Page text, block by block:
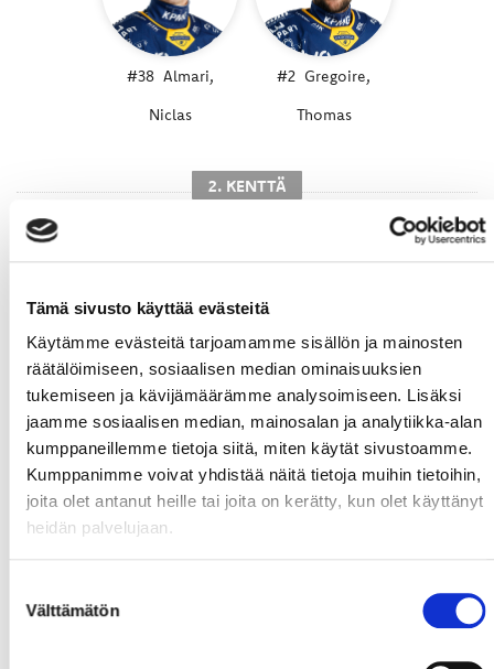
Tämä sivusto käyttää evästeitä
Käytämme evästeitä tarjoamamme sisällön ja mainosten
räätälöimiseen, sosiaalisen median ominaisuuksien
tukemiseen ja kävijämäärämme analysoimiseen. Lisäksi
jaamme sosiaalisen median, mainosalan ja analytiikka-alan
kumppaneillemme tietoja siitä, miten käytät sivustoamme.
Kumppanimme voivat yhdistää näitä tietoja muihin tietoihin,
joita olet antanut heille tai joita on kerätty, kun olet käyttänyt
heidän palvelujaan.
valinta
Välttämätön
#38 Almari,
Niclas
#2 Gregoire,
Thomas
2. KENTTÄ
#92 Repo,
Sebastian
#14 Päivärinta,
#20 Nyman,
#11